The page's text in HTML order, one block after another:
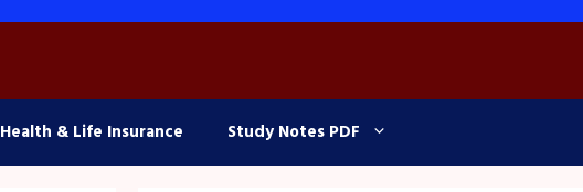
Health & Life Insurance Study Notes PDF